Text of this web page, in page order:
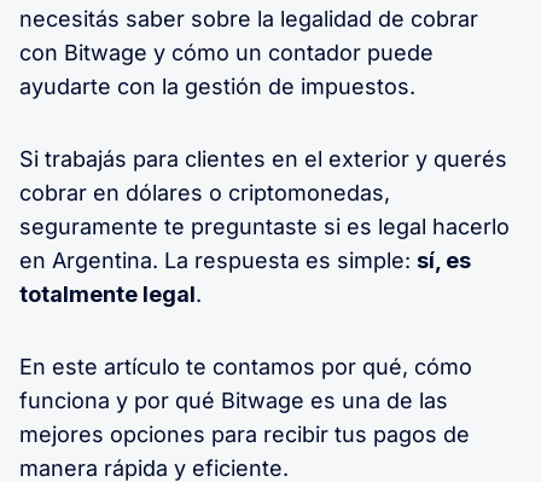
necesitás saber sobre la legalidad de cobrar
con Bitwage y cómo un contador puede
ayudarte con la gestión de impuestos.
Si trabajás para clientes en el exterior y querés
cobrar en dólares o criptomonedas,
seguramente te preguntaste si es legal hacerlo
en Argentina. La respuesta es simple: sí, es
totalmente legal.
En este artículo te contamos por qué, cómo
funciona y por qué Bitwage es una de las
mejores opciones para recibir tus pagos de
manera rápida y eficiente.